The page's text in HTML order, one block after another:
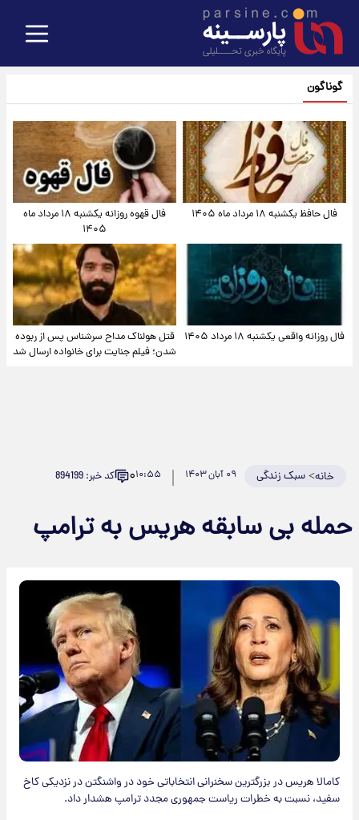
گوناگون
فال حافظ یکشنبه ۱۸ مرداد ماه ۱۴۰۵
فال قهوه روزانه یکشنبه ۱۸ مرداد ماه
۱۴۰۵
فال روزانه واقعی یکشنبه ۱۸ مرداد ۱۴۰۵
قتل هولناک مداح سرشناس پس از ربوده
شدن؛ فیلم جنایت برای خانواده ارسال شد
خانه>سبک زندگی ۰۹ آبان ۱۴۰۳ ۱۰:۵۵۰ کد خبر: 894199
حمله بی سابقه هریس به ترامپ
کامالا هریس در بزرگترین سخنرانی انتخاباتی خود در واشنگتن در نزدیکی کاخ
سفید، نسبت به خطرات ریاست جمهوری مجدد ترامپ هشدار داد.